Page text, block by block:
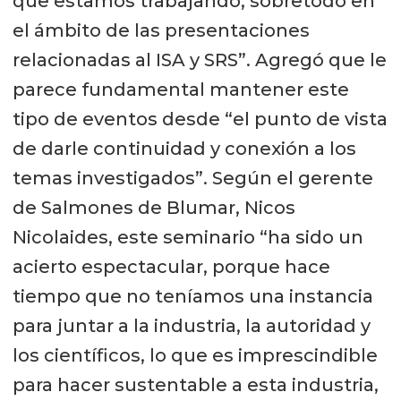
el ámbito de las presentaciones
relacionadas al ISA y SRS”. Agregó que le
parece fundamental mantener este
tipo de eventos desde “el punto de vista
de darle continuidad y conexión a los
temas investigados”. Según el gerente
de Salmones de Blumar, Nicos
Nicolaides, este seminario “ha sido un
acierto espectacular, porque hace
tiempo que no teníamos una instancia
para juntar a la industria, la autoridad y
los científicos, lo que es imprescindible
para hacer sustentable a esta industria,